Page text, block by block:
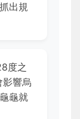
出規
度之
響烏
龜就